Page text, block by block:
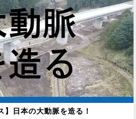
】日本の大動脈を造る！